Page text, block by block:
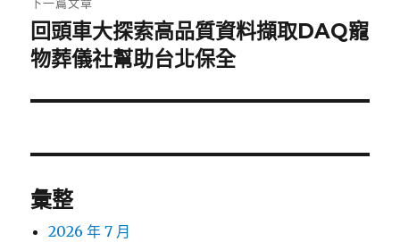
下
一
文
回頭車大探索高品質資料擷取DAQ寵
物葬儀社幫助台北保全
彙整
2026 年 7 月